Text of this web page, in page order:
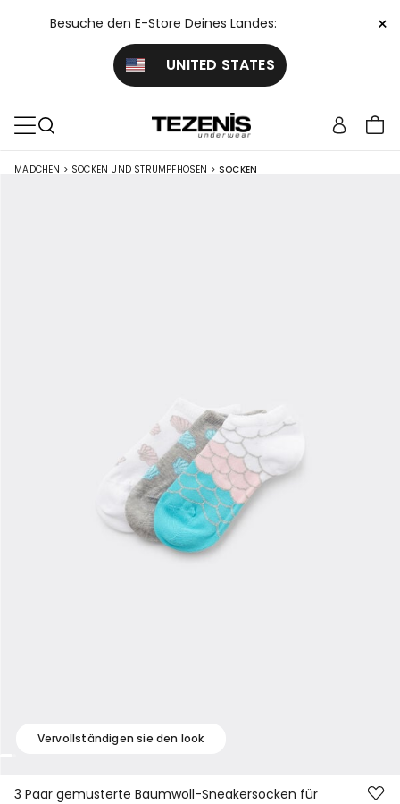
Besuche den E-Store Deines Landes:
UNITED STATES
×
MÄDCHEN > SOCKEN UND STRUMPFHOSEN > SOCKEN
Vervollständigen sie den look
3 Paar gemusterte Baumwoll-Sneakersocken für